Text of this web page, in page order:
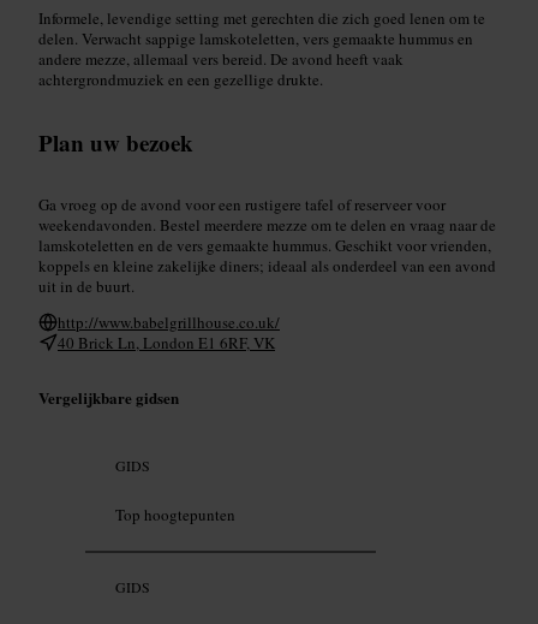
Informele, levendige setting met gerechten die zich goed lenen om te
delen. Verwacht sappige lamskoteletten, vers gemaakte hummus en
andere mezze, allemaal vers bereid. De avond heeft vaak
achtergrondmuziek en een gezellige drukte.
Plan uw bezoek
Ga vroeg op de avond voor een rustigere tafel of reserveer voor
weekendavonden. Bestel meerdere mezze om te delen en vraag naar de
lamskoteletten en de vers gemaakte hummus. Geschikt voor vrienden,
koppels en kleine zakelijke diners; ideaal als onderdeel van een avond
uit in de buurt.
http://www.babelgrillhouse.co.uk/
40 Brick Ln, London E1 6RF, VK
Vergelijkbare gidsen
GIDS
Top hoogtepunten
GIDS